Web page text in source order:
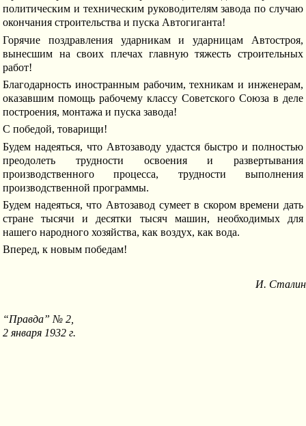
политическим и техническим руководителям завода по случаю
окончания строительства и пуска Автогиганта!
Горячие поздравления ударникам и ударницам Автостроя,
вынесшим на своих плечах главную тяжесть строительных
работ!
Благодарность иностранным рабочим, техникам и инженерам,
оказавшим помощь рабочему классу Советского Союза в деле
построения, монтажа и пуска завода!
С победой, товарищи!
Будем надеяться, что Автозаводу удастся быстро и полностью
преодолеть трудности освоения и развертывания
производственного процесса, трудности выполнения
производственной программы.
Будем надеяться, что Автозавод сумеет в скором времени дать
стране тысячи и десятки тысяч машин, необходимых для
нашего народного хозяйства, как воздух, как вода.
Вперед, к новым победам!
И. Сталин
“Правда” № 2,
2 января 1932 г.